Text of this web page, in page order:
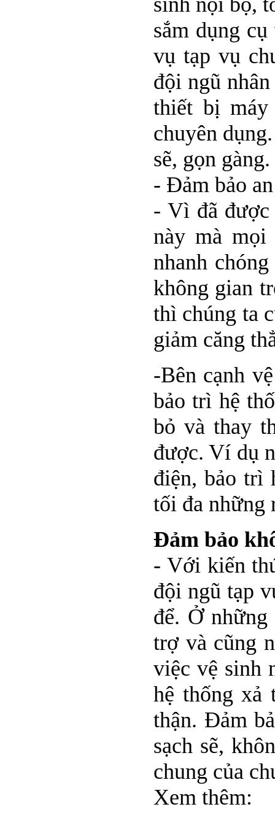
sắm dụng
vụ tạp vụ
đội ngũ
thiết bị máy
chuyên
sẽ, gọn gàng.
- Đảm bảo
- Vì đã được
này mà mọi
nhanh
không gian
thì chúng ta
giảm căng
-Bên cạnh
bảo trì hệ
bỏ và thay
được. Ví dụ
điện, bảo trì
tối đa những
Đảm bảo
- Với kiến
đội ngũ tạp
để. Ở
trợ và cũng
việc vệ sinh
hệ thống
thận. Đảm
sạch sẽ,
chung của
Xem thêm: